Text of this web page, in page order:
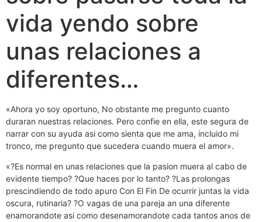
vida yendo sobre
unas relaciones a
diferentes…
«Ahora yo soy oportuno, No obstante me pregunto cuanto
duraran nuestras relaciones. Pero confie en ella, este segura de
narrar con su ayuda asi­ como sienta que me ama, incluido mi
tronco, me pregunto que sucedera cuando muera el amor».
«?Es normal en unas relaciones que la pasion muera al cabo de
evidente tiempo? ?Que haces por lo tanto? ?Las prolongas
prescindiendo de todo apuro Con El Fin De ocurrir juntas la vida
oscura, rutinaria? ?O vagas de una pareja an una diferente
enamorandote asi­ como desenamorandote cada tantos anos de